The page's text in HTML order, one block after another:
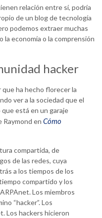
relación entre sí, podría
de un blog de tecnología
podemos extraer muchas
la economía o la comprensión
hacker
ha hecho florecer la
ver a la sociedad que el
está en un garaje
Raymond en Cómo
compartida, de
de las redes, cuya
a los tiempos de los
compartido y los
Los miembros
“hacker”. Los
Los hackers hicieron